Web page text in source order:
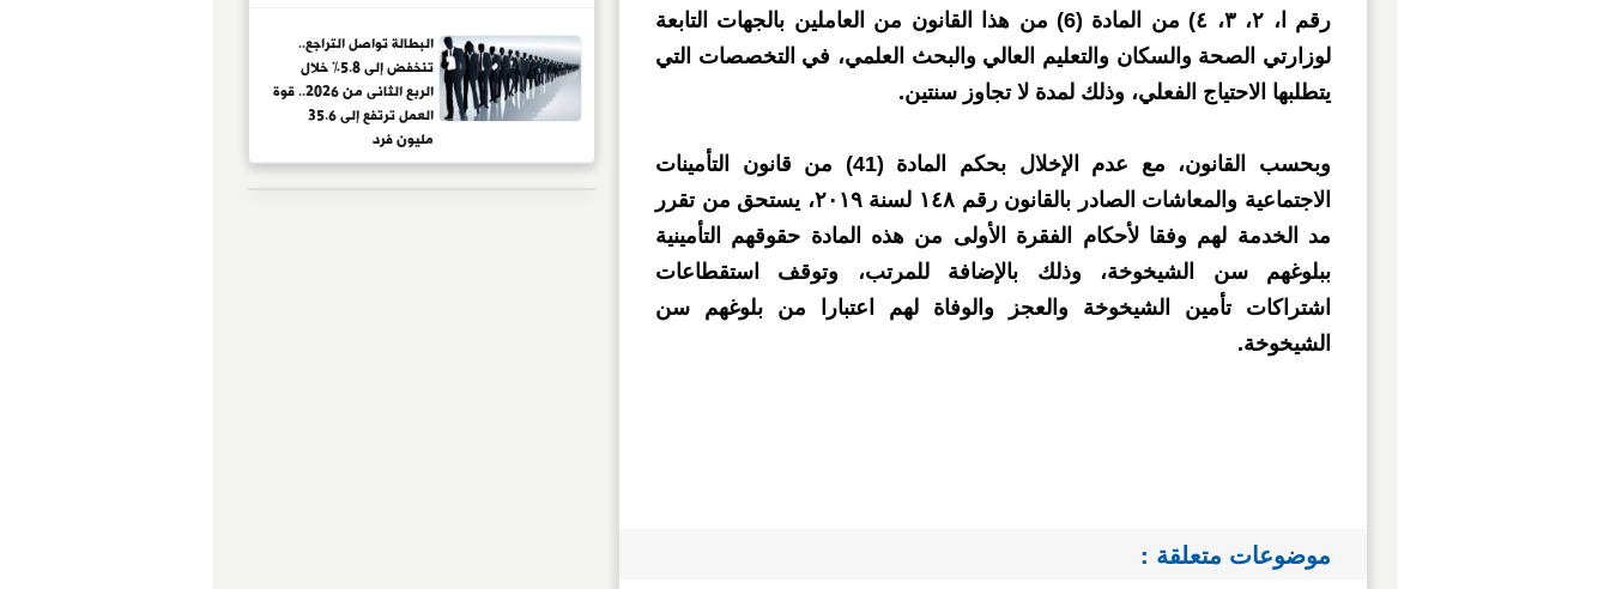
رقم ا، ۲، ۳، ٤) من المادة (6) من هذا القانون من العاملين بالجهات التابعة
لوزارتي الصحة والسكان والتعليم العالي والبحث العلمي، في التخصصات التي
يتطلبها الاحتياج الفعلي، وذلك لمدة لا تجاوز سنتين.
وبحسب القانون، مع عدم الإخلال بحكم المادة (41) من قانون التأمينات
الاجتماعية والمعاشات الصادر بالقانون رقم ١٤٨ لسنة ۲۰۱۹، يستحق من تقرر
مد الخدمة لهم وفقا لأحكام الفقرة الأولى من هذه المادة حقوقهم التأمينية
ببلوغهم سن الشيخوخة، وذلك بالإضافة للمرتب، وتوقف استقطاعات
اشتراكات تأمين الشيخوخة والعجز والوفاة لهم اعتبارا من بلوغهم سن
الشيخوخة.
موضوعات متعلقة :
البطالة تواصل التراجع..
تنخفض إلى 5.8% خلال
الربع الثانى من 2026.. قوة
العمل ترتفع إلى 35.6
مليون فرد